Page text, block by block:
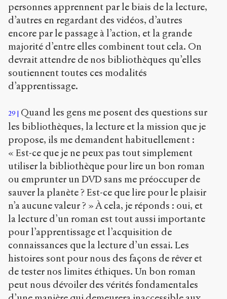
personnes apprennent par le biais de la lecture,
d’autres en regardant des vidéos, d’autres
encore par le passage à l’action, et la grande
majorité d’entre elles combinent tout cela. On
devrait attendre de nos bibliothèques qu’elles
soutiennent toutes ces modalités
d’apprentissage.
29
Quand les gens me posent des questions sur
les bibliothèques, la lecture et la mission que je
propose, ils me demandent habituellement :
« Est-ce que je ne peux pas tout simplement
utiliser la bibliothèque pour lire un bon roman
ou emprunter un DVD sans me préoccuper de
sauver la planète ? Est-ce que lire pour le plaisir
n’a aucune valeur ? » À cela, je réponds : oui, et
la lecture d’un roman est tout aussi importante
pour l’apprentissage et l’acquisition de
connaissances que la lecture d’un essai. Les
histoires sont pour nous des façons de rêver et
de tester nos limites éthiques. Un bon roman
peut nous dévoiler des vérités fondamentales